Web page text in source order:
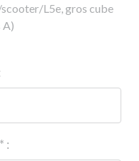
L5e, gros cube
A)
* :